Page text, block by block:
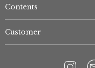
Contents
Customer